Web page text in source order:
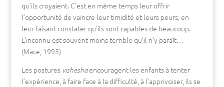
qu’ils croyaient. C’est en même temps leur offrir
l’opportunité de vaincre leur timidité et leurs peurs, en
leur faisant constater qu’ils sont capables de beaucoup.
L’inconnu est souvent moins terrible qu’il n’y paraît…
(Mace, 1993)
Les postures visheshaencouragent les enfants à tenter
l’expérience, à faire face à la difficulté, à l’apprivoiser, ils se